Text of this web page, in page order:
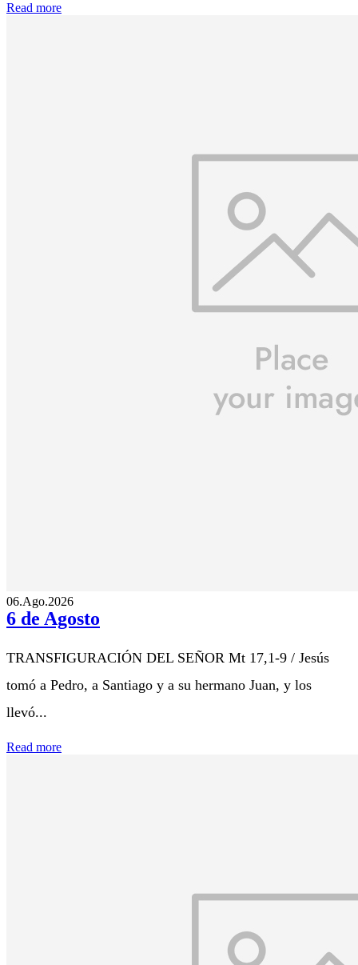
Read more
06.Ago.2026
6 de Agosto
TRANSFIGURACIÓN DEL SEÑOR Mt 17,1-9 / Jesús
tomó a Pedro, a Santiago y a su hermano Juan, y los
llevó...
Read more